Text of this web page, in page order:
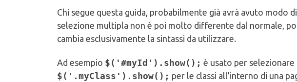
Chi segue questa guida, probabilmente già avrà avuto modo
selezione multipla non è poi molto differente dal normale,
cambia esclusivamente la sintassi da utilizzare.
Ad esempio $('#myId').show(); è usato per
$('.myClass').show(); per le classi all’interno di una